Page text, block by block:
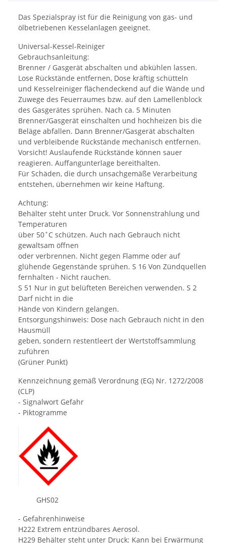
Das Spezialspray ist für die Reinigung von gas- und
ölbetriebenen Kesselanlagen geeignet.
Universal-Kessel-Reiniger
Gebrauchsanleitung:
Brenner / Gasgerät abschalten und abkühlen lassen.
Lose Rückstände entfernen, Dose kräftig schütteln
und Kesselreiniger flächendeckend auf die Wände und
Zuwege des Feuerraumes bzw. auf den Lamellenblock
des Gasgerätes sprühen. Nach ca. 5 Minuten
Brenner/Gasgerät einschalten und hochheizen bis die
Beläge abfallen. Dann Brenner/Gasgerät abschalten
und verbleibende Rückstände mechanisch entfernen.
Vorsicht! Auslaufende Rückstände können sauer
reagieren. Auffangunterlage bereithalten.
Für Schäden, die durch unsachgemäße Verarbeitung
entstehen, übernehmen wir keine Haftung.
Achtung:
Behälter steht unter Druck. Vor Sonnenstrahlung und
Temperaturen
über 50˚C schützen. Auch nach Gebrauch nicht
gewaltsam öffnen
oder verbrennen. Nicht gegen Flamme oder auf
glühende Gegenstände sprühen. S 16 Von Zündquellen
fernhalten - Nicht rauchen.
S 51 Nur in gut belüfteten Bereichen verwenden. S 2
Darf nicht in die
Hände von Kindern gelangen.
Entsorgungshinweis: Dose nach Gebrauch nicht in den
Hausmüll
geben, sondern restentleert der Wertstoffsammlung
zuführen
(Grüner Punkt)
Kennzeichnung gemäß Verordnung (EG) Nr. 1272/2008
(CLP)
- Signalwort Gefahr
- Piktogramme
GHS02
- Gefahrenhinweise
H222 Extrem entzündbares Aerosol.
H229 Behälter steht unter Druck: Kann bei Erwärmung